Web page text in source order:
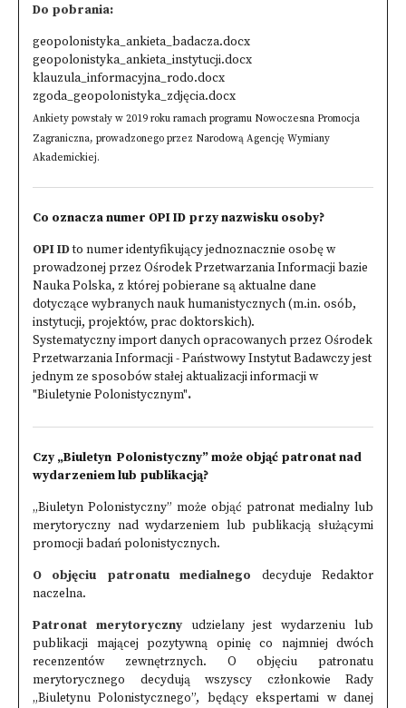
Do pobrania:
geopolonistyka_ankieta_badacza.docx
geopolonistyka_ankieta_instytucji.docx
klauzula_informacyjna_rodo.docx
zgoda_geopolonistyka_zdjęcia.docx
Ankiety powstały w 2019 roku ramach programu Nowoczesna Promocja
Zagraniczna, prowadzonego przez Narodową Agencję Wymiany
Akademickiej.
Co oznacza numer OPI ID przy nazwisku osoby?
OPI IDto numer identyfikujący jednoznacznie osobę w
prowadzonej przez Ośrodek Przetwarzania Informacji bazie
Nauka Polska, z której pobierane są aktualne dane
dotyczące wybranych nauk humanistycznych (m.in. osób,
instytucji, projektów, prac doktorskich).
Systematyczny import danych opracowanych przez Ośrodek
Przetwarzania Informacji - Państwowy Instytut Badawczy jest
jednym ze sposobów stałej aktualizacji informacji w
"Biuletynie Polonistycznym".
Czy „Biuletyn Polonistyczny” może objąć patronat nad
wydarzeniem lub publikacją?
„Biuletyn Polonistyczny” może objąć patronat medialny lub
merytoryczny nad wydarzeniem lub publikacją służącymi
promocji badań polonistycznych.
O objęciu patronatu medialnego decyduje Redaktor
naczelna.
Patronat merytorycznyudzielany jest wydarzeniu lub
publikacji mającej pozytywną opinię co najmniej dwóch
recenzentów zewnętrznych. O objęciu patronatu
merytorycznego decydują wszyscy członkowie Rady
„Biuletynu Polonistycznego”, będący ekspertami w danej